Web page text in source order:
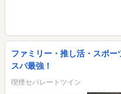
ファミリー・推し活・スポ
スパ最強！
喫煙セパレートツイン